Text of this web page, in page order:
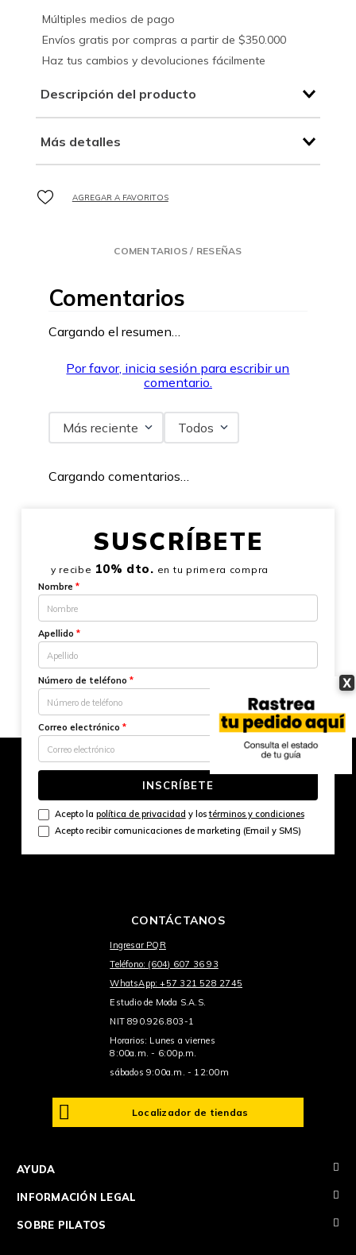
X
Múltiples medios de pago
Envíos gratis por compras a partir de $350.000
Haz tus cambios y devoluciones fácilmente
Descripción del producto
Más detalles
COMENTARIOS / RESEÑAS
Comentarios
Cargando el resumen…
Por favor, inicia sesión para escribir un
comentario.
Más reciente Todos
Cargando comentarios…
SUSCRÍBETE
y recibe 10% dto. en tu primera compra
Nombre *
Apellido *
Número de teléfono *
Correo electrónico *
INSCRÍBETE
Acepto la política de privacidad y lostérminos y condiciones
Acepto recibir comunicaciones de marketing (Email y SMS)
CONTÁCTANOS
Ingresar PQR
Teléfono: (604) 607 36 93
WhatsApp: +57 321 528 2745
Estudio de Moda S.A.S.
NIT 890.926.803-1
Horarios: Lunes a viernes
8:00a.m. - 6:00p.m.
sábados 9:00a.m. - 12:00m
Localizador de tiendas
AYUDA +
INFORMACIÓN LEGAL +
SOBRE PILATOS +